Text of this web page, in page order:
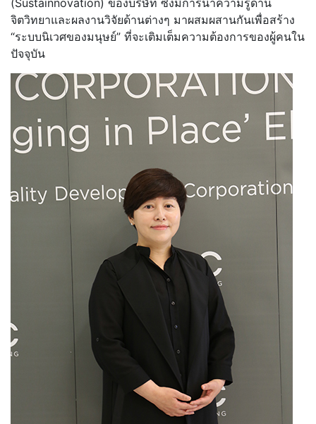
จิตวิทยาและผลงานวิจัยด้านต่างๆ มาผสมผสานกันเพื่อสร้าง
“ระบบนิเวศของมนุษย์” ที่จะเติมเต็มความต้องการของผู้คนใน
ปัจจุบัน